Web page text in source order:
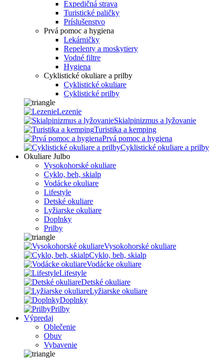
Expedičná strava
Turistické paličky
Príslušenstvo
Prvá pomoc a hygiena
Lekárničky
Repelenty a moskytiery
Vodné filtre
Hygiena
Cyklistické okuliare a prilby
Cyklistické okuliare
Cyklistické prilby
Lezenie
Skialpinizmus a lyžovanie
Turistika a kemping
Prvá pomoc a hygiena
Cyklistické okuliare a prilby
Okuliare Julbo
Vysokohorské okuliare
Cyklo, beh, skialp
Vodácke okuliare
Lifestyle
Detské okuliare
Lyžiarske okuliare
Doplnky
Prilby
Vysokohorské okuliare
Cyklo, beh, skialp
Vodácke okuliare
Lifestyle
Detské okuliare
Lyžiarske okuliare
Doplnky
Prilby
Výpredaj
Oblečenie
Obuv
Vybavenie